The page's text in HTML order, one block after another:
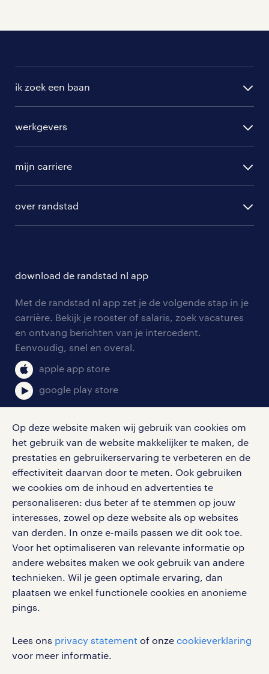
Op deze website maken wij gebruik van cookies om
het gebruik van de website makkelijker te maken, de
prestaties en gebruikerservaring te verbeteren en de
effectiviteit daarvan door te meten. Ook gebruiken
we cookies om de inhoud en advertenties te
personaliseren: dus beter af te stemmen op jouw
interesses, zowel op deze website als op websites
van derden. In onze e-mails passen we dit ook toe.
Voor het optimaliseren van relevante informatie op
andere websites maken we ook gebruik van andere
technieken. Wil je geen optimale ervaring, dan
plaatsen we enkel functionele cookies en anonieme
pings.
Lees ons privacy statement of onze cookieverklaring
voor meer informatie.
ik zoek een baan
randstad professional
randstad digital
werkgevers
hr-diensten
branches
tarieven
personeel gezocht
aanmelden nieuwsbrief
mijn carriere
blogs en artikelen
salarischecker
bruto-netto calculator
over randstad
onze vestigingen
pers
klachten en misstanden
download de randstad nl app
Met de randstad nl app zet je de volgende stap in je
carrière. Bekijk je rooster of salaris, zoek vacatures
en ontvang berichten van je intercedent.
Eenvoudig, snel en overal.
apple app store
google play store
social media
Volg ons voor de leukste content omtrent
vacatures, solliciteren en inspiratie.
werken bij randstad
gebruikersvoorwaarden
privacystatement
cookies